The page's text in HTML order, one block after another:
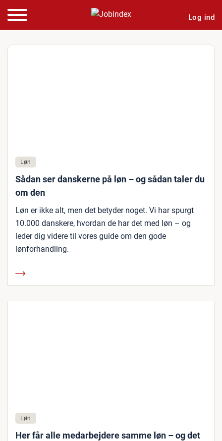
Log ind
Løn
Sådan ser danskerne på løn – og sådan taler du
om den
Løn er ikke alt, men det betyder noget. Vi har spurgt
10.000 danskere, hvordan de har det med løn – og
leder dig videre til vores guide om den gode
lønforhandling.
Løn
Her får alle medarbejdere samme løn – og det